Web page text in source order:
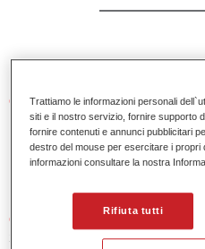
Caratteristiche del
Product Variant
Codice materiale
37134700
Trattiamo le informazioni personali
siti e il nostro servizio, fornire supporto
fornire contenuti e annunci pubblicitari
destro del mouse per esercitare i propri
informazioni consultare la nostra
Rifiuta tutti